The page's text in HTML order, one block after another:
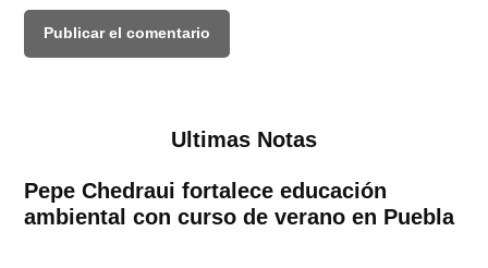
Ultimas Notas
Pepe Chedraui fortalece educación
ambiental con curso de verano en Puebla